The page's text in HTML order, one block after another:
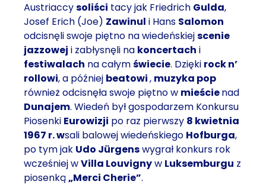
Austriaccysoliści tacy jak Friedrich Gulda,
Josef Erich (Joe) Zawinul i Hans Salomon
odcisnęli swoje piętno na wiedeńskiejscenie
jazzowej i zabłysnęli na koncertach i
festiwalach na całymświecie. Dzięki rock n’
rollowi, a później beatowi, muzyka pop
również odcisnęła swoje piętno w mieścienad
Dunajem. Wiedeń był gospodarzem Konkursu
Piosenki Eurowizji po raz pierwszy 8 kwietnia
1967 r. wsali balowej wiedeńskiego Hofburga,
po tym jak Udo Jürgenswygrał konkurs rok
wcześniej wVilla Louvignyw Luksemburgu z
piosenką„Merci Cherie”.